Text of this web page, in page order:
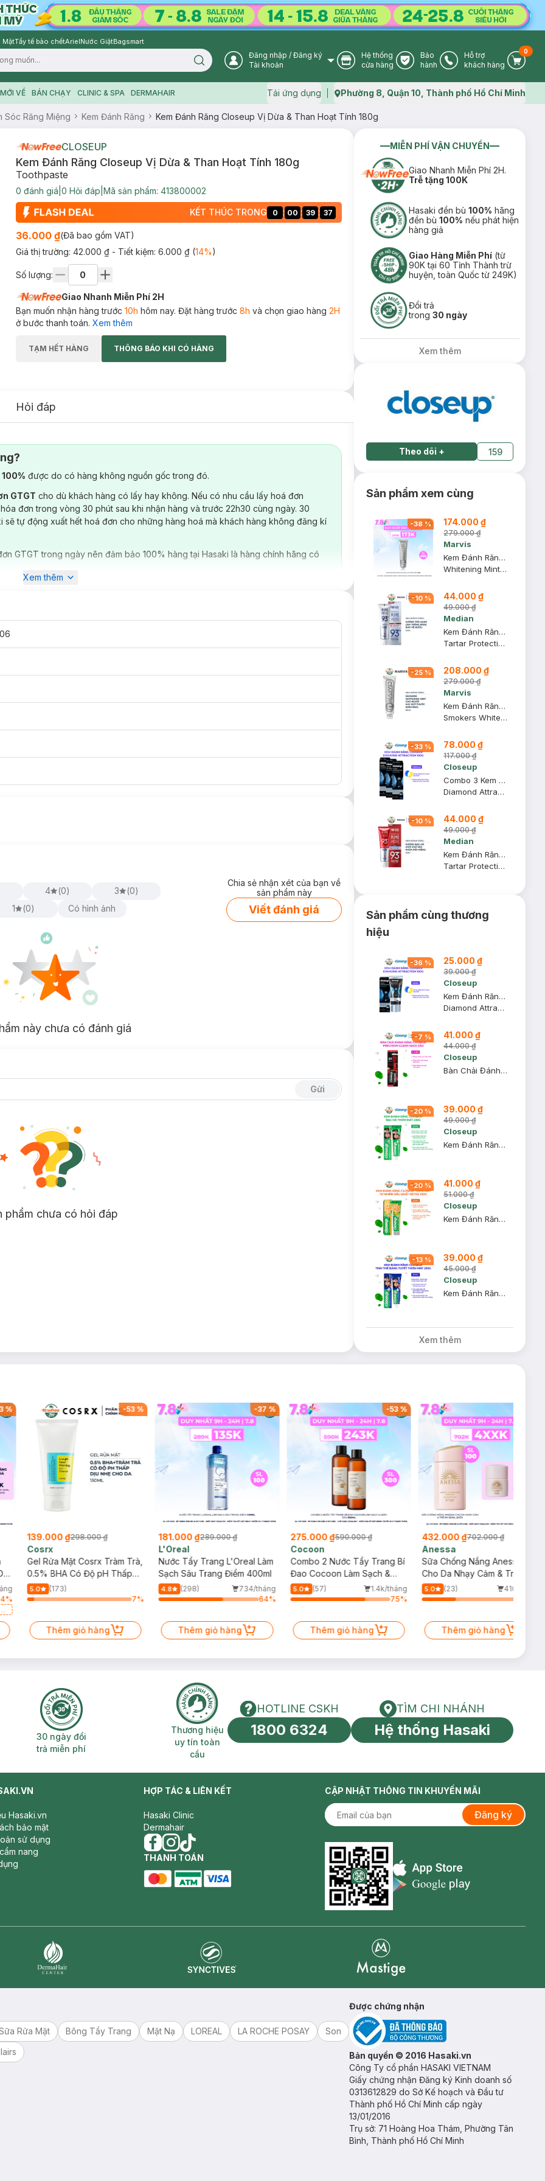
MặtTẩy tế bào chếtArielNước GiặtBagsmart
Search icon User Icon
Đăng nhập / Đăng ký
Tài khoản
Store Icon
Hệ thống
cửa hàng
Warranty Icon
Bảo
hành
Phone Icon
Hỗ trợ
khách hàng
Cart
0
VỀ BÁN CHẠY CLINIC & SPA DERMAHAIR Tải ứng dụng Map icon
Phường 8, Quận 10, Thành phố Hồ Chí Minh
Sóc Răng Miệng Kem Đánh Răng Kem Đánh Răng Closeup Vị Dừa & Than Hoạt Tính 180g
CLOSEUP
Kem Đánh Răng Closeup Vị Dừa & Than Hoạt Tính 180g
Toothpaste
0 đánh giá 0 Hỏi đáp Mã sản phẩm: 413800002
KẾT THÚC TRONG 0 : 00 : 39 : 36
36.000 ₫(Đã bao gồm VAT)
Giá thị trường: 42.000 ₫ - Tiết kiệm: 6.000 ₫(14%)
Số lượng:
Giao Nhanh Miễn Phí 2H
Bạn muốn nhận hàng trước 10h hôm nay. Đặt hàng trước 8h và chọn giao hàng 2H
ở bước thanh toán. Xem thêm
TẠM HẾT HÀNG THÔNG BÁO KHI CÓ HÀNG
Hỏi đáp
được do có hàng không nguồn gốc trong đó.
GTGT cho dù khách hàng có lấy hay không. Nếu có nhu cầu lấy hoá đơn
đơn trong vòng 30 phút sau khi nhận hàng và trước 22h30 cùng ngày. 30
sẽ tự động xuất hết hoá đơn cho những hàng hoá mà khách hàng không đăng kí
GTGT trong ngày nên đảm bảo 100% hàng tại Hasaki là hàng chính hãng có
Xem thêm
4 (0) 3 (0)
1
(0) Có hình ảnh
Chia sẻ nhận xét của bạn về
sản phẩm này
Viết đánh giá
này chưa có đánh giá
Gửi
phẩm chưa có hỏi đáp
MIỄN PHÍ VẬN CHUYỂN
Giao Nhanh Miễn Phí 2H.
Trễ tặng 100K
Hasaki đền bù100% hãng
đền bù100% nếu phát hiện
hàng giả
Giao Hàng Miễn Phí (từ
90K tại 60 Tỉnh Thành trừ
huyện, toàn Quốc từ 249K)
Đổi trả
trong30 ngày
Xem thêm
Theo dõi + 159
Sản phẩm xem cùng
-38 % 174.000 ₫
279.000 ₫
Marvis
Kem Đánh Răng Marvis Màu Bạc Làm Trắng Răng 85ml
Whitening Mint Toothpaste
-10 % 44.000 ₫
49.000 ₫
Median
Kem Đánh Răng Median IQ 93% Trắng Răng Màu Trắng Bạc 120g
Tartar Protection Toothpaste - White
-25 % 208.000 ₫
279.000 ₫
Marvis
Kem Đánh Răng Marvis Màu Bạc Cho Người Hút Thuốc 85ml
Smokers Whitening Mint Toothpaste
-33 % 78.000 ₫
117.000 ₫
Closeup
Combo 3 Kem Đánh Răng Closeup Diamond Attraction Trắng Răng 100g
Diamond Attraction
-10 % 44.000 ₫
49.000 ₫
Median
Kem Đánh Răng Median IQ 93% Trắng Răng Màu Đỏ 120g
Tartar Protection Toothpaste - Fresh Breath
Sản phẩm cùng thương
hiệu
-36 % 25.000 ₫
39.000 ₫
Closeup
Kem Đánh Răng Closeup Diamond Attraction Trắng Răng 100g
Diamond Attraction
-7 % 41.000 ₫
44.000 ₫
Closeup
Bàn Chải Đánh Răng Closeup Precision Clean Sạch Sâu (1 Cây)
-20 % 39.000 ₫
49.000 ₫
Closeup
Kem Đánh Răng Closeup Bạc Hà Thơm Mát 230g
-20 % 41.000 ₫
51.000 ₫
Closeup
Kem Đánh Răng Closeup Thơm Mát Từ Dầu Quất & Lá Basil 230g
-13 % 39.000 ₫
45.000 ₫
Closeup
Kem Đánh Răng Closeup Tinh Thể Băng Tuyết Thơm Mát 230g
Xem thêm
%
%
-53%
139.000 ₫298.000 ₫
Cosrx
Gel Rửa Mặt Cosrx Tràm Trà,
0.5% BHA Có Độ pH Thấp
150ml
5.0
(173)
7%
Thêm giỏ hàng
-37 %
181.000 ₫289.000 ₫
L'Oreal
Nước Tẩy Trang L'Oreal Làm
Sạch Sâu Trang Điểm 400ml
4.8 (298)
734/tháng
64%
Thêm giỏ hàng
-53%
275.000 ₫590.000 ₫
Cocoon
Combo 2 Nước Tẩy Trang Bí
Đao Cocoon Làm Sạch &
Giảm Dầu 500ml
5.0 (57)
1.4k/tháng
75%
Thêm giỏ hàng
432.000 ₫702.000 ₫
Anessa
Sữa Chống Nắng Anessa
Cho Da Nhạy Cảm & Trẻ Em
60ml (Mới)
5.0 (23)
410/tháng
Thêm giỏ hàng
30 ngày đổi trả miễn phí
30 ngày đổi
trả miễn phí
Thương hiệu uy tín toàn cầu
Thương hiệu
uy tín toàn
cầu
HOTLINE CSKH
HOTLINE CSKH
1800 6324
Tìm chi nhánh
TÌM CHI NHÁNH
Hệ thống Hasaki
Hasaki.vn
bảo mật
sử dụng
nang
HỢP TÁC & LIÊN KẾT
Hasaki Clinic
Dermahair
facebook
instagram
tiktok
THANH TOÁN
CẬP NHẬT THÔNG TIN KHUYẾN MÃI
Đăng ký
Appstore icon
Rửa Mặt Bông Tẩy Trang Mặt Nạ LOREAL LA ROCHE POSAY
Son
Được chứng nhận
Bản quyền © 2016 Hasaki.vn
Công Ty cổ phần HASAKI VIETNAM
Giấy chứng nhận Đăng ký Kinh doanh số
0313612829 do Sở Kế hoạch và Đầu tư
Thành phố Hồ Chí Minh cấp ngày
13/01/2016
Trụ sở: 71 Hoàng Hoa Thám, Phường Tân
Bình, Thành phố Hồ Chí Minh